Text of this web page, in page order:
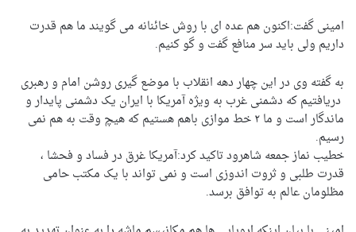
امینی گفت:اکنون هم عده ای با روش خائنانه می گویند ما هم قدرت
داریم ولی باید سر منافع گفت و گو کنیم.
به گفته وی در این چهار دهه انقلاب با موضع گیری روشن امام و رهبری
دریافتیم که دشمنی غرب به ویژه آمریکا با ایران یک دشمنی پایدار و
ماندگار است و ما ۲ خط موازی باهم هستیم که هیچ وقت به هم نمی
رسیم.
خطیب نماز جمعه شاهرود تاکید کرد:آمریکا غرق در فساد و فحشا ،
قدرت طلبی و ثروت اندوزی است و نمی تواند با یک مکتب حامی
مظلومان عالم به توافق برسد.